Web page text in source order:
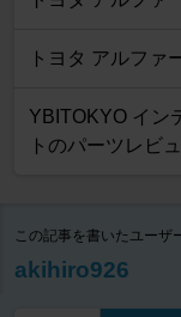
トヨタ アルファ
YBITOKYO イン
トのパーツレビ
この記事を書いたユーザ
akihiro926